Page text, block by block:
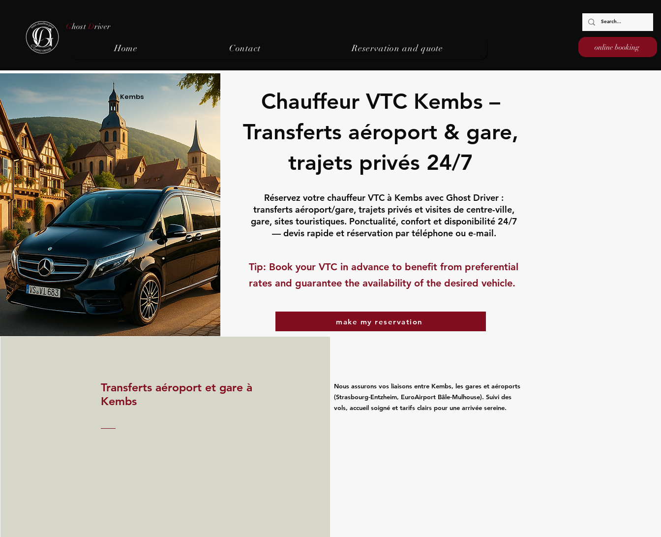
Ghost Driver
Home Contact Reservation and quote online booking
Kembs
Chauffeur VTC Kembs –
Transferts aéroport & gare,
trajets privés 24/7
Réservez votre chauffeur VTC à Kembs avec Ghost Driver :
transferts aéroport/gare, trajets privés et visites de centre-ville,
gare, sites touristiques. Ponctualité, confort et disponibilité 24/7
— devis rapide et réservation par téléphone ou e‑mail.
​Tip: Book your VTC in advance to benefit from preferential
rates and guarantee the availability of the desired vehicle.
make my reservation
Transferts aéroport et gare à
Kembs
Nous assurons vos liaisons entre Kembs, les gares et aéroports
(Strasbourg‑Entzheim, EuroAirport Bâle‑Mulhouse). Suivi des
vols, accueil soigné et tarifs clairs pour une arrivée sereine.